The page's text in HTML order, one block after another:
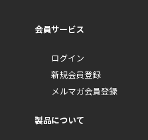
会員サービス
ログイン
新規会員登録
メルマガ会員登録
製品について